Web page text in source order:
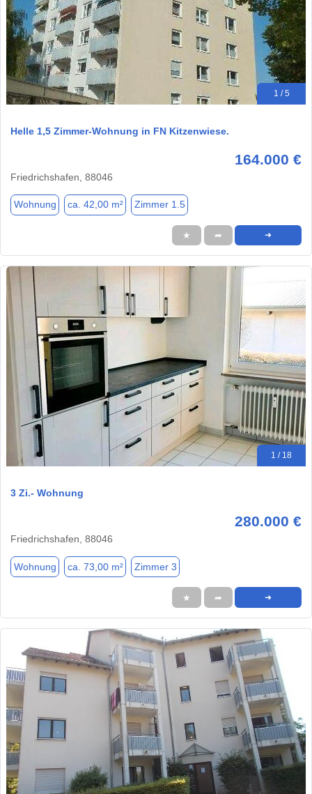
1 / 5
Helle 1,5 Zimmer-Wohnung in FN Kitzenwiese.
164.000 €
Friedrichshafen, 88046
Wohnung ca. 42,00 m² Zimmer 1.5
★ ➦ ➜
1 / 18
3 Zi.- Wohnung
280.000 €
Friedrichshafen, 88046
Wohnung ca. 73,00 m² Zimmer 3
★ ➦ ➜